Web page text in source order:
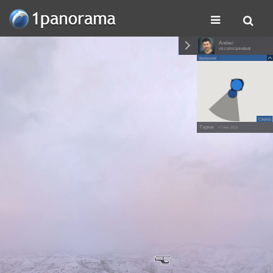
Andrei
vk.com/cannoteat
Армения
Схема
Гарни • 7 янв. 2019